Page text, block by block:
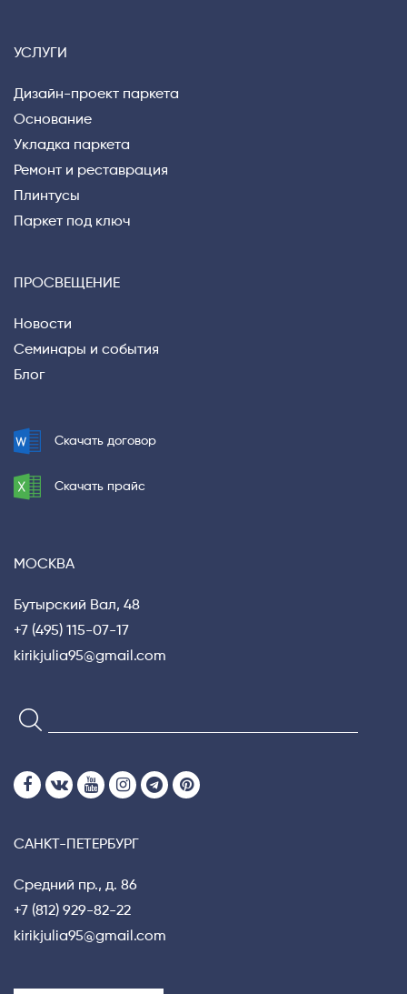
УСЛУГИ
Дизайн-проект паркета
Основание
Укладка паркета
Ремонт и реставрация
Плинтусы
Паркет под ключ
ПРОСВЕЩЕНИЕ
Новости
Семинары и события
Блог
Скачать договор
Скачать прайс
МОСКВА
Бутырский Вал, 48
+7 (495) 115-07-17
kirikjulia95@gmail.com
САНКТ-ПЕТЕРБУРГ
Средний пр., д. 86
+7 (812) 929-82-22
kirikjulia95@gmail.com